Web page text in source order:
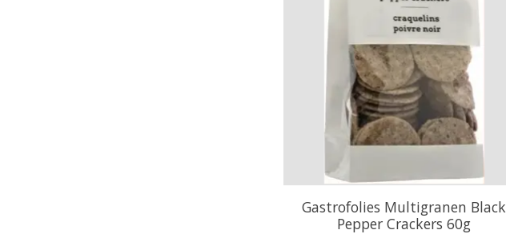
Gastrofolies Multigranen Black
Pepper Crackers 60g